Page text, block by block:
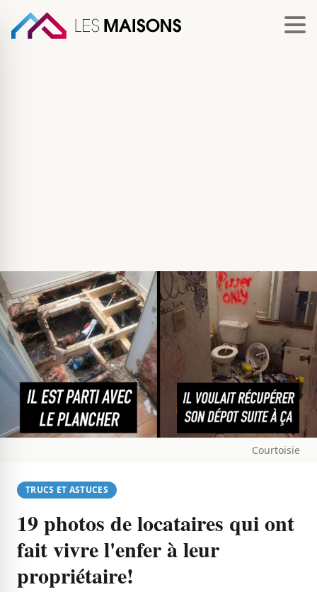
Courtoisie
TRUCS ET ASTUCES
19 photos de locataires qui ont
fait vivre l'enfer à leur
propriétaire!